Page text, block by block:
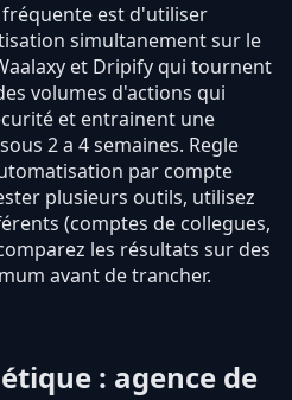
est d'utiliser
simultanement sur le
et Dripify qui tournent
volumes d'actions qui
et entrainent une
2 a 4 semaines. Regle
par compte
plusieurs outils, utilisez
(comptes de collegues,
les résultats sur des
avant de trancher.
: agence de